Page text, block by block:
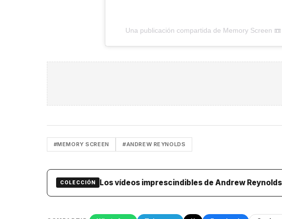
Una publicación compartida de Memory Screen
#MEMORY SCREEN #ANDREW REYNOLDS
COLECCIÓN Los vídeos imprescindibles de Andrew Reynolds